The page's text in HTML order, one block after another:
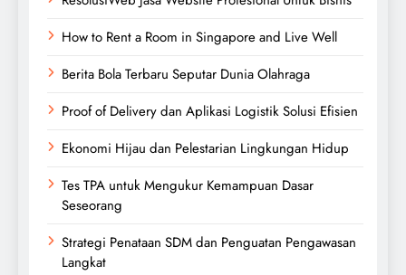
How to Rent a Room in Singapore and Live Well
Berita Bola Terbaru Seputar Dunia Olahraga
Proof of Delivery dan Aplikasi Logistik Solusi Efisien
Ekonomi Hijau dan Pelestarian Lingkungan Hidup
Tes TPA untuk Mengukur Kemampuan Dasar
Seseorang
Strategi Penataan SDM dan Penguatan Pengawasan
Langkat